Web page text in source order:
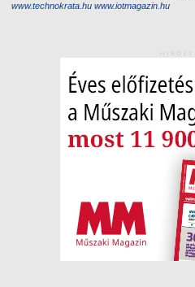
www.technokrata.hu www.iotmagazin.hu